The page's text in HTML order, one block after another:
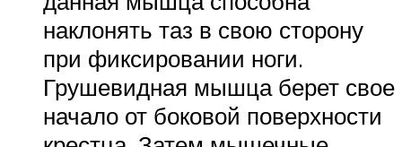
наклонять таз в свою сторону
при фиксировании ноги.
Грушевидная мышца берет свое
начало от боковой поверхности